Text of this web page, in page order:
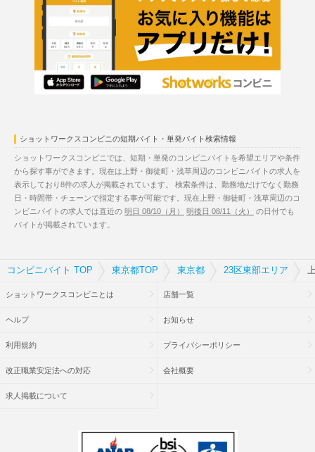
ショットワークスコンビニの短期バイト・単発バイト検索情報
ショットワークスコンビニでは、短期・単発のコンビニバイトを希望エリアや条件
から探す事ができます。現在は上野・御徒町・浅草周辺のコンビニバイトの求人を
表示しており8件の求人が掲載されています。 検索条件は、勤務地だけでなく勤務
日・時間帯・チェーンで指定する事が可能です。現在上野・御徒町・浅草周辺のコ
ンビニバイトの求人では直近の 明日 08/10（月） 明後日 08/11（火）
の日付でも
バイトが掲載されています。
コンビニバイト TOP 東京都TOP 東京都 23区東部エリア
ショットワークスコンビニとは 店舗一覧
ヘルプ お知らせ
利用規約 プライバシーポリシー
改正職業安定法への対応 会社概要
求人掲載について